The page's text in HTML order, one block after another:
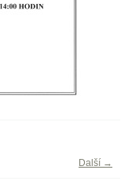
Další →